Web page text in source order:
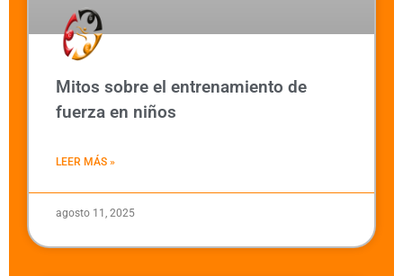
Mitos sobre el entrenamiento de
fuerza en niños
LEER MÁS »
agosto 11, 2025